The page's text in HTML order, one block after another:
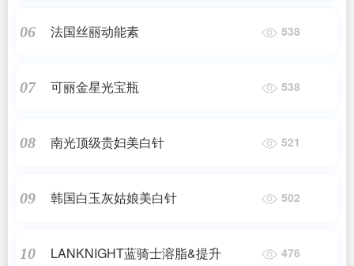
06 法国丝丽动能素 538
07 可丽金星光宝瓶 538
08 南光顶级贵妇美白针 521
09 韩国白玉灰姑娘美白针 502
10 LANKNIGHT蓝骑士溶脂&提升 476